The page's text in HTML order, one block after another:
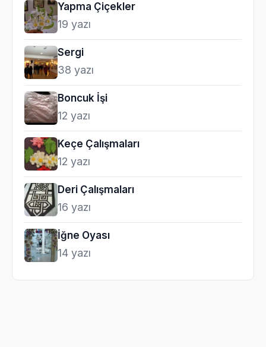
Yapma Çiçekler
19 yazı
Sergi
38 yazı
Boncuk İşi
12 yazı
Keçe Çalışmaları
12 yazı
Deri Çalışmaları
16 yazı
İğne Oyası
14 yazı